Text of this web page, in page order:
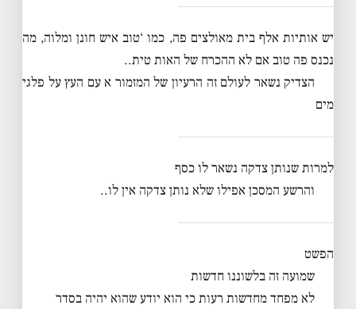
יש אותיות אלף בית מאולצים פה, כמו ‘טוב איש חונן ומלוה, מה
נכנס פה טוב אם לא ההכרח של האות טית..
הצדיק נשאר לעולם זה הרעיון של המזמור א עם העץ על פלגי
מים
למרות שנותן צדקה נשאר לו כסף
והרשע המסכן אפילו שלא נותן צדקה אין לו..
הפשט
שמועה זה בלשוננו חדשות
לא מפחד מחדשות רעות כי הוא יודע שהוא יהיה בסדר